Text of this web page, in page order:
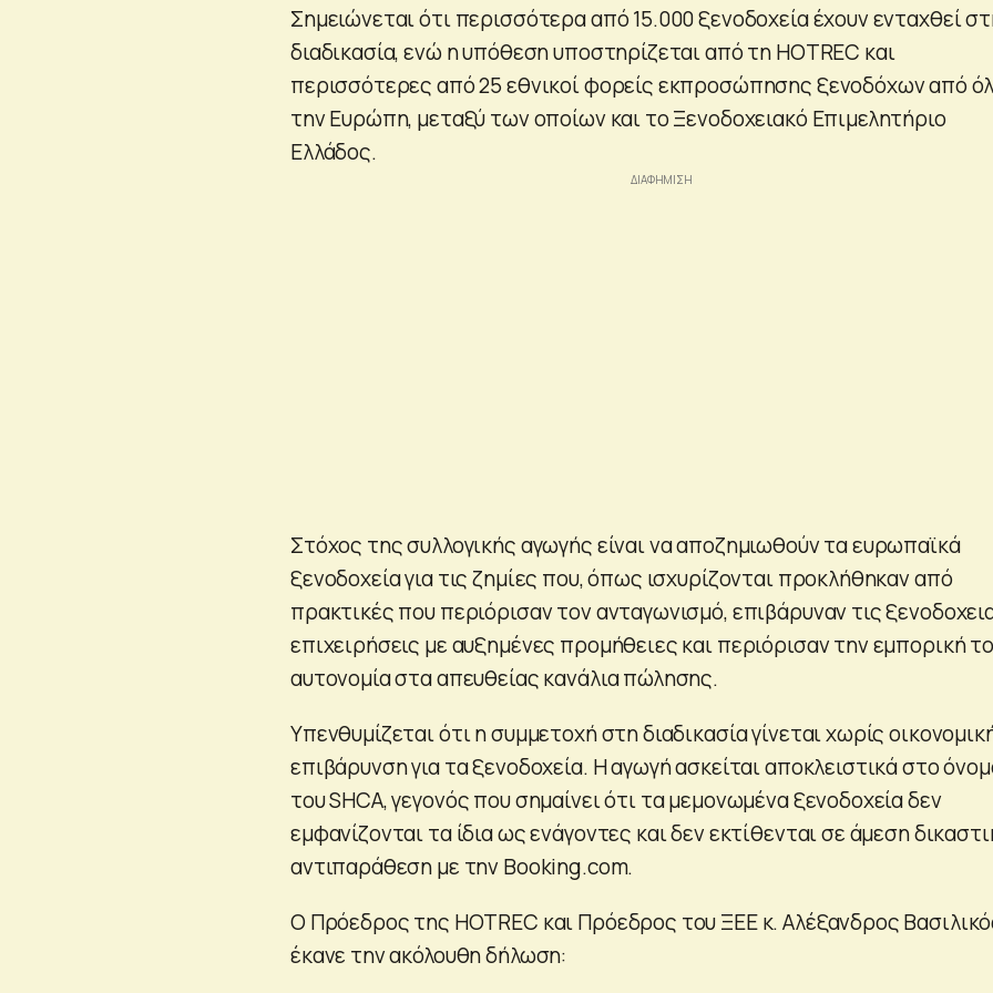
Σημειώνεται ότι περισσότερα από 15.000 ξενοδοχεία έχουν ενταχθεί
διαδικασία, ενώ η υπόθεση υποστηρίζεται από τη HOTREC και
περισσότερες από 25 εθνικοί φορείς εκπροσώπησης ξενοδόχων από
την Ευρώπη, μεταξύ των οποίων και το Ξενοδοχειακό Επιμελητήριο
Ελλάδος.
Στόχος της συλλογικής αγωγής είναι να αποζημιωθούν τα ευρωπαϊκά
ξενοδοχεία για τις ζημίες που, όπως ισχυρίζονται προκλήθηκαν από
πρακτικές που περιόρισαν τον ανταγωνισμό, επιβάρυναν τις
επιχειρήσεις με αυξημένες προμήθειες και περιόρισαν την εμπορική
αυτονομία στα απευθείας κανάλια πώλησης.
Υπενθυμίζεται ότι η συμμετοχή στη διαδικασία γίνεται χωρίς
επιβάρυνση για τα ξενοδοχεία. Η αγωγή ασκείται αποκλειστικά στο
του SHCA, γεγονός που σημαίνει ότι τα μεμονωμένα ξενοδοχεία δεν
εμφανίζονται τα ίδια ως ενάγοντες και δεν εκτίθενται σε άμεση
αντιπαράθεση με την Booking.com.
Ο Πρόεδρος της HOTREC και Πρόεδρος του ΞΕΕ κ. Αλέξανδρος
έκανε την ακόλουθη δήλωση: